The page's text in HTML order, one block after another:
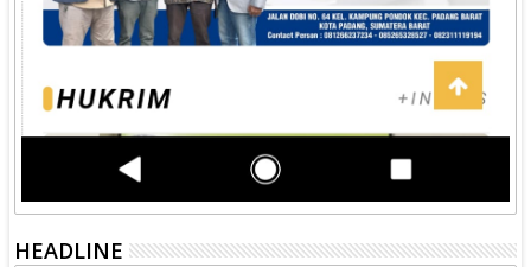
HEADLINE